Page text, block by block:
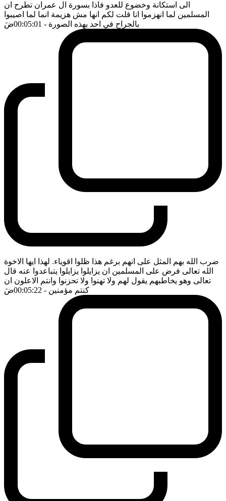
الى استكانة وخضوع للعدو فاذا بسورة ال عمران تطرح ان
المسلمين لما انهزموا انا قلت لكم انها مش هزيمة انما لما اصيبوا
بالجراح في احد بهذه الصورة - 00:05:01 ضَ
ضرب الله بهم المثل على انهم برغم هذا ظلوا اقوياء. لهذا ايها الاخوة
الله تعالى فرض على المسلمين ان يزايلوا يزايلوا يتباعدوا عنه قال
تعالى وهو يخاطبهم يقول لهم ولا تهنوا ولا تحزنوا وانتم الاعلون ان
كنتم مؤمنين - 00:05:22 ضَ